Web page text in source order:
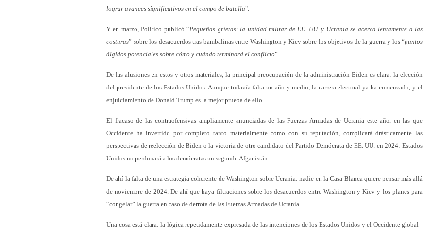
lograr avances significativos en el campo de batalla".
Y en marzo, Politico publicó “Pequeñas grietas: la unidad militar de EE. UU. y Ucrania se acerca lentamente a las
costuras” sobre los desacuerdos tras bambalinas entre Washington y Kiev sobre los objetivos de la guerra y los “puntos
álgidos potenciales sobre cómo y cuándo terminará el conflicto”.
De las alusiones en estos y otros materiales, la principal preocupación de la administración Biden es clara: la elección
del presidente de los Estados Unidos. Aunque todavía falta un año y medio, la carrera electoral ya ha comenzado, y el
enjuiciamiento de Donald Trump es la mejor prueba de ello.
El fracaso de las contraofensivas ampliamente anunciadas de las Fuerzas Armadas de Ucrania este año, en las que
Occidente ha invertido por completo tanto materialmente como con su reputación, complicará drásticamente las
perspectivas de reelección de Biden o la victoria de otro candidato del Partido Demócrata de EE. UU. en 2024: Estados
Unidos no perdonará a los demócratas un segundo Afganistán.
De ahí la falta de una estrategia coherente de Washington sobre Ucrania: nadie en la Casa Blanca quiere pensar más allá
de noviembre de 2024. De ahí que haya filtraciones sobre los desacuerdos entre Washington y Kiev y los planes para
“congelar” la guerra en caso de derrota de las Fuerzas Armadas de Ucrania.
Una cosa está clara: la lógica repetidamente expresada de las intenciones de los Estados Unidos y el Occidente global -